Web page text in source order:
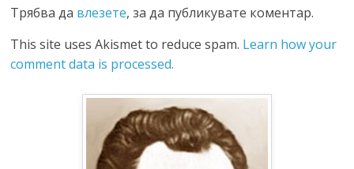
Трябва да влезете, за да публикувате коментар.
This site uses Akismet to reduce spam. Learn how your
comment data is processed.